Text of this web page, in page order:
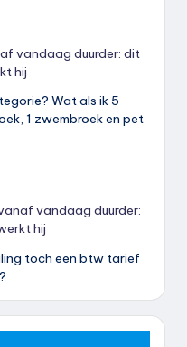
vandaag duurder: dit
hij
Wat als ik 5
1 zwembroek en pet
vandaag duurder:
hij
toch een btw tarief